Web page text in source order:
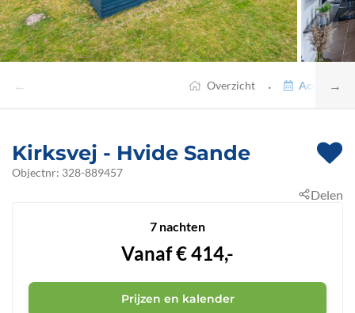
← →
Overzicht ·
Kirksvej
- Bjerregård
- Hvide Sande
Objectnr: 328-889457
Delen
7 nachten
Vanaf€414,-
Prijzen en kalender